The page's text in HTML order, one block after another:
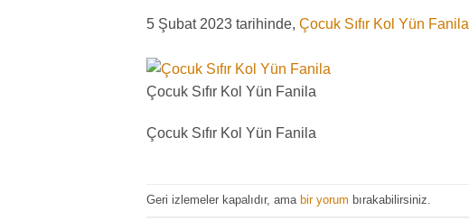
5 Şubat 2023 tarihinde, Çocuk Sıfır Kol Yün Fanila
Çocuk Sıfır Kol Yün Fanila
Çocuk Sıfır Kol Yün Fanila
Geri izlemeler kapalıdır, ama bir yorum bırakabilirsiniz.